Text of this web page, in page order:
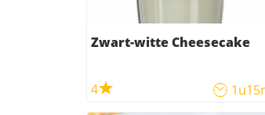
Zwart-witte Cheesecake
4